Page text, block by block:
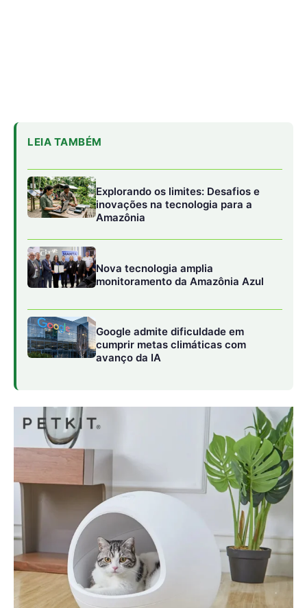
Urbanismo Inclusivo e a Mobilidade em Quatro
Patas
Nas ruas, a inteligência urbana se manifesta através de
Sistemas de Informação Geográfica (SIG)
que auxiliam